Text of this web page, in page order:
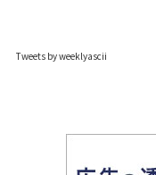
Tweets by weeklyascii